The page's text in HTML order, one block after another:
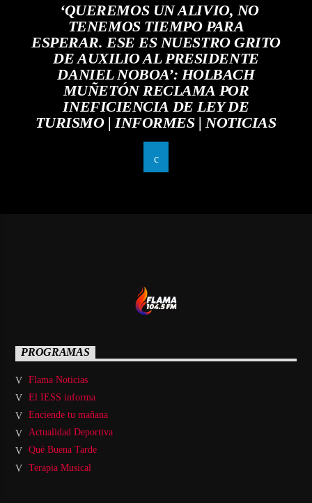
‘QUEREMOS UN ALIVIO, NO
TENEMOS TIEMPO PARA
ESPERAR. ESE ES NUESTRO GRITO
DE AUXILIO AL PRESIDENTE
DANIEL NOBOA’: HOLBACH
MUÑETÓN RECLAMA POR
INEFICIENCIA DE LEY DE
TURISMO | INFORMES | NOTICIAS
PROGRAMAS
Flama Noticias
El IESS informa
Enciende tu mañana
Actualidad Deportiva
Qué Buena Tarde
Terapia Musical